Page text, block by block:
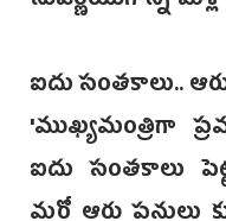
ఐదు సంతకాలు..
'ముఖ్యమంత్రిగా
ఐదు సంతకాలు